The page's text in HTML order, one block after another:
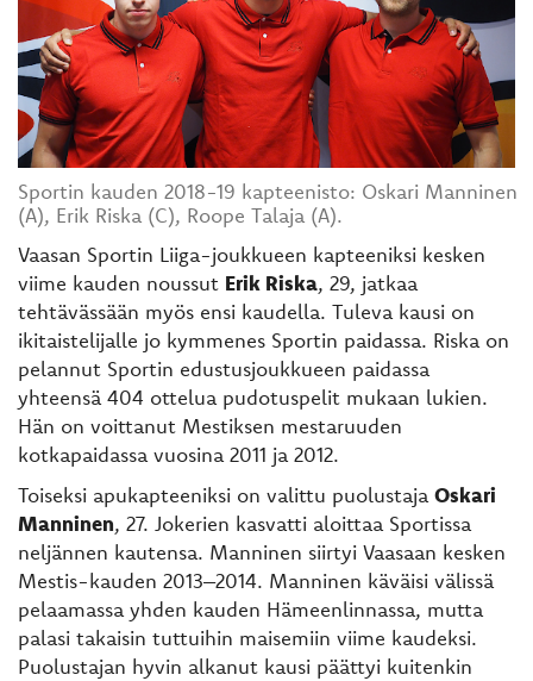
Sportin kauden 2018-19 kapteenisto: Oskari Manninen
(A), Erik Riska (C), Roope Talaja (A).
Vaasan Sportin Liiga-joukkueen kapteeniksi kesken
viime kauden noussut Erik Riska, 29, jatkaa
tehtävässään myös ensi kaudella. Tuleva kausi on
ikitaistelijalle jo kymmenes Sportin paidassa. Riska on
pelannut Sportin edustusjoukkueen paidassa
yhteensä 404 ottelua pudotuspelit mukaan lukien.
Hän on voittanut Mestiksen mestaruuden
kotkapaidassa vuosina 2011 ja 2012.
Toiseksi apukapteeniksi on valittu puolustajaOskari
Manninen, 27. Jokerien kasvatti aloittaa Sportissa
neljännen kautensa. Manninen siirtyi Vaasaan kesken
Mestis-kauden 2013–2014. Manninen käväisi välissä
pelaamassa yhden kauden Hämeenlinnassa, mutta
palasi takaisin tuttuihin maisemiin viime kaudeksi.
Puolustajan hyvin alkanut kausi päättyi kuitenkin